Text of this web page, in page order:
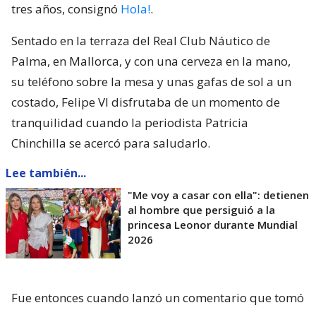
tres años, consignó Hola!.
Sentado en la terraza del Real Club Náutico de
Palma, en Mallorca, y con una cerveza en la mano,
su teléfono sobre la mesa y unas gafas de sol a un
costado, Felipe VI disfrutaba de un momento de
tranquilidad cuando la periodista Patricia
Chinchilla se acercó para saludarlo.
Lee también...
"Me voy a casar con ella": detienen
al hombre que persiguió a la
princesa Leonor durante Mundial
2026
Fue entonces cuando lanzó un comentario que tomó